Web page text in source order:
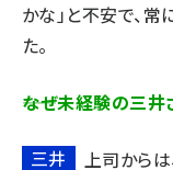
かな」と不安で、
た。
――なぜ未経験の三
三井
上司からは